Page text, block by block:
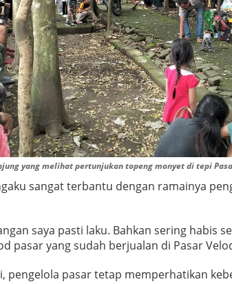
yang melihat pertunjukan topeng monyet di tepi
sangat terbantu dengan ramainya
saya pasti laku. Bahkan sering habis
pasar yang sudah berjualan di Pasar
pengelola pasar tetap memperhatikan